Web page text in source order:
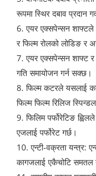
रूपमा स्थिर दबाव प्रदान
6. एयर एक्सपेन्सन शाफ्टले
र फिल्म रोलको लोडिङ र
7. एयर एक्सपेन्सन शाफ्ट
गति समायोजन गर्न सक्छ।
8. फिल्म कटरले यसलाई
फिल्म फिल्म रिलिज
9. फिलिम पर्फोरेटिङ
एजलाई पर्फोरेट गर्छ।
10. एन्टी-वक्रता यन्त्र:
कागजलाई एकैचोटि समतल